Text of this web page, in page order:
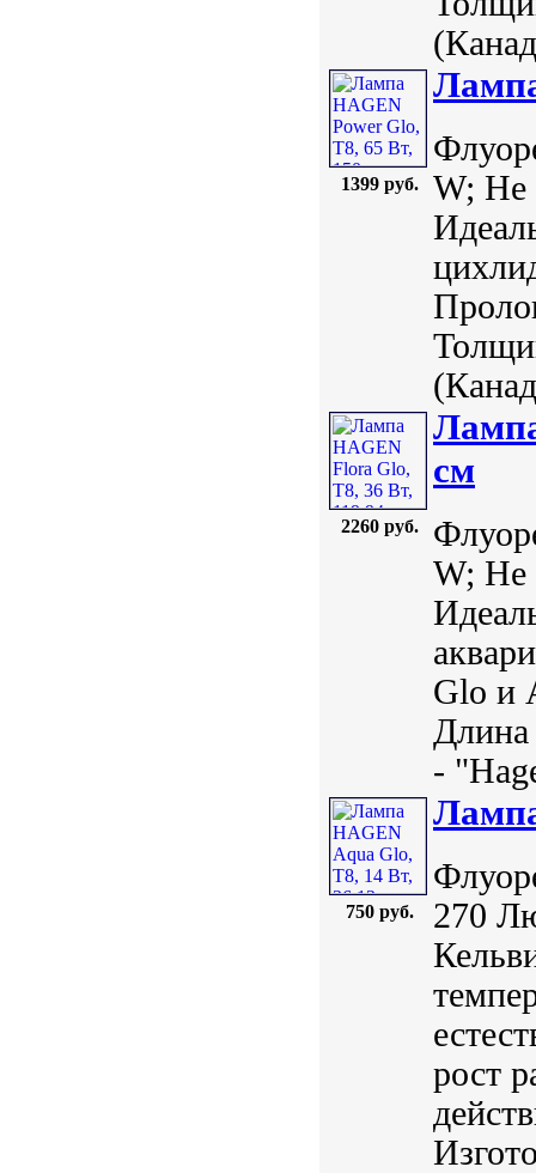
1399 руб.
W; Не
2260 руб.
см
W; Не
Glo и
Длина
-
750 руб.
270
рост